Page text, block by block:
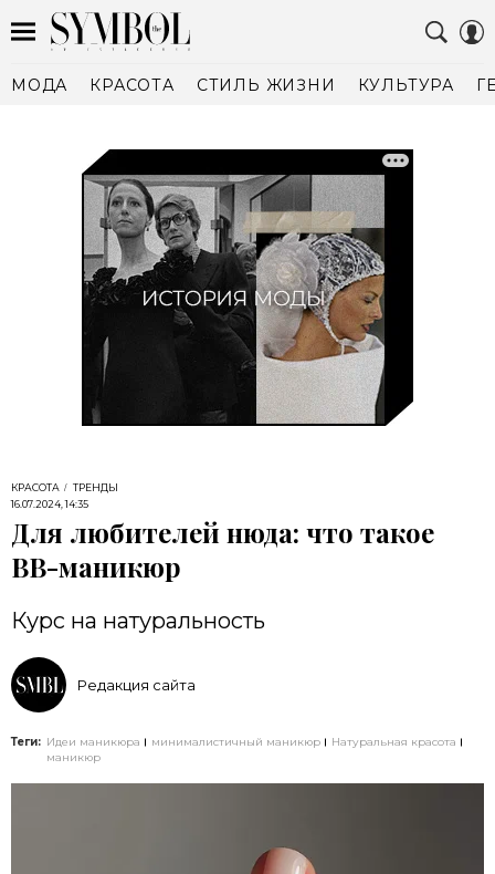
МОДА КРАСОТА СТИЛЬ ЖИЗНИ КУЛЬТУРА
КРАСОТА
ТРЕНДЫ
16.07.2024, 14:35
Для любителей нюда: что такое
BB-маникюр
Курс на натуральность
Редакция сайта
Теги: Идеи маникюра минималистичный маникюр
Натуральная красота
маникюр